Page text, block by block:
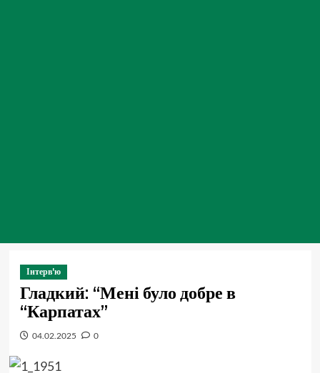
Інтерв'ю
Гладкий: “Мені було добре в
“Карпатах”
04.02.2025 0